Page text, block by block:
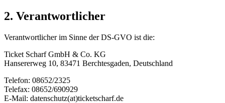
2. Verantwortlicher
Verantwortlicher im Sinne der DS-GVO ist die:
Ticket Scharf GmbH & Co. KG
Hansererweg 10, 83471 Berchtesgaden, Deutschland
Telefon: 08652/2325
Telefax: 08652/690929
E-Mail: datenschutz(at)ticketscharf.de